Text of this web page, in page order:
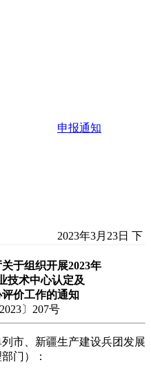
申报通知
2023年3月23日 下
于组织开展2023年
技术中心认定及
价工作的通知
〕207号
市、新疆生产建设兵团发展
门）：